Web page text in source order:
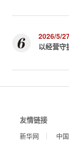
2026/5/
以经营守
友情链接
新华网 中